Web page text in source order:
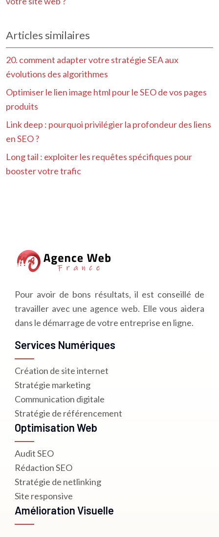
Articles similaires
20. comment adapter votre stratégie SEA aux
évolutions des algorithmes
Optimiser le lien image html pour le SEO de vos pages
produits
Link deep : pourquoi privilégier la profondeur des liens
en SEO ?
Long tail : exploiter les requêtes spécifiques pour
booster votre trafic
Pour avoir de bons résultats, il est conseillé de
travailler avec une agence web. Elle vous aidera
dans le démarrage de votre entreprise en ligne.
Services Numériques
Création de site internet
Stratégie marketing
Communication digitale
Stratégie de référencement
Optimisation Web
Audit SEO
Rédaction SEO
Stratégie de netlinking
Site responsive
Amélioration Visuelle